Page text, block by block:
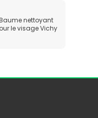
nettoyant
le visage Vichy